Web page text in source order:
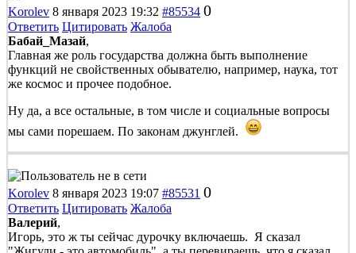
Korolev 8 января 2023 19:32 #85534 0
Ответить Цитировать Жалоба
Бабай_Мазай,
Главная же роль государства должна быть выполнение
функций не свойственных обывателю, например, наука, тот
же космос и прочее подобное.
Ну да, а все остальные, в том числе и социальные вопросы
мы сами порешаем. По законам джунглей.
Korolev 8 января 2023 19:07 #85531 0
Ответить Цитировать Жалоба
Валерий,
Игорь, это ж ты сейчас дурочку включаешь. Я сказал